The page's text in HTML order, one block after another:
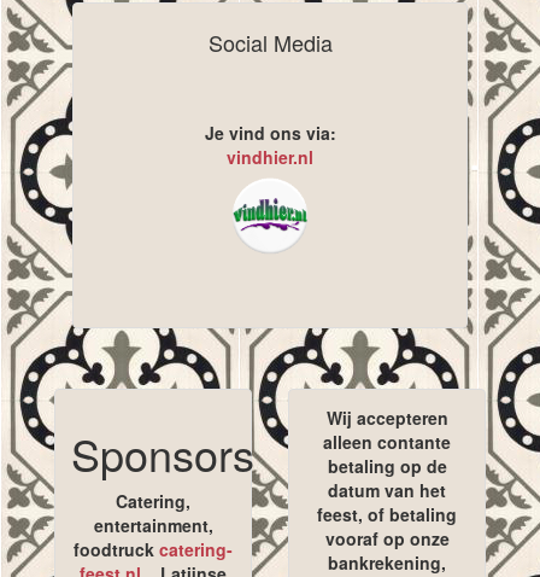
Social Media
Je vind ons via:
vindhier.nl
Sponsors
Catering,
entertainment,
foodtruck catering-
Wij accepteren
alleen contante
betaling op de
datum van het
feest, of betaling
vooraf op onze
bankrekening,